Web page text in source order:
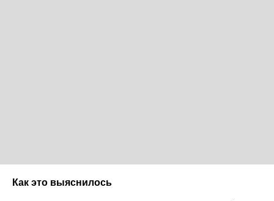
Как это выяснилось